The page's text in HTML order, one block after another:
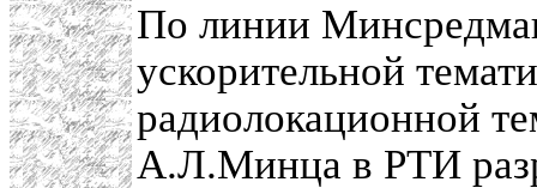
По линии
ускорительной
радиолокационной
А.Л.Минца в РТИ